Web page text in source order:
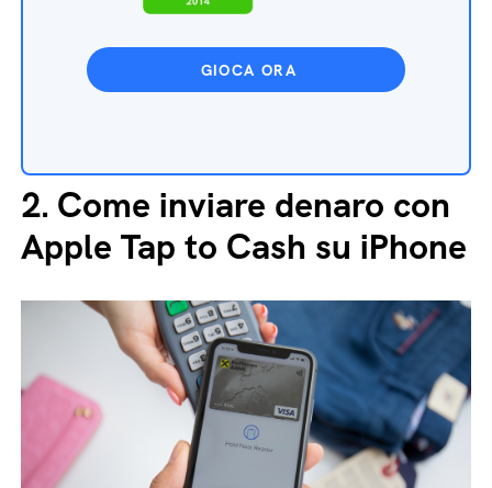
GIOCA ORA
2. Come inviare denaro con
Apple Tap to Cash su iPhone